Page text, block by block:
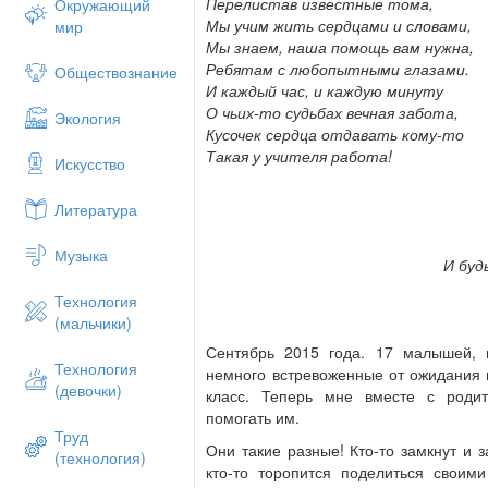
Окружающий
мир
Обществознание
Экология
Искусство
Литература
Музыка
Технология
(мальчики)
Технология
(девочки)
Труд
(технология)
добиться, чтобы нравственные
жизни;
воспитывать сознательное
самообразованию;
воспитывать толерантность,
желание оказывать помощь друг
создавать условия, в которых
Ищи истину вместе с ребенком.
Плох не ребенок, плох его
Учи других и учись сам.
В каждом ребенке чудо, ожидай
В своей работе стараюсь
Мы учим жить сердцами и словами,
Мы знаем, наша помощь вам нужна,
Ребятам с любопытными глазами.
И каждый час, и каждую минуту
О чьих-то судьбах вечная забота,
Кусочек сердца отдавать кому-то
Такая у учителя работа!
И
Сентябрь 2015 года. 17 малышей,
немного встревоженные от
класс. Теперь мне вместе с
помогать им.
Они такие разные! Кто-то замкнут и
кто-то торопится поделиться